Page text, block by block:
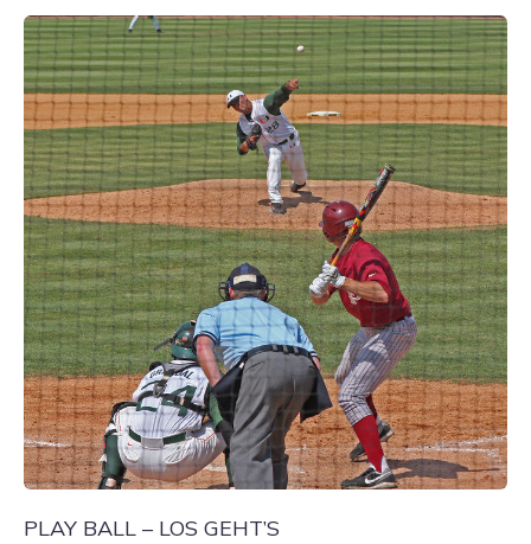
PLAY BALL – LOS GEHT’S